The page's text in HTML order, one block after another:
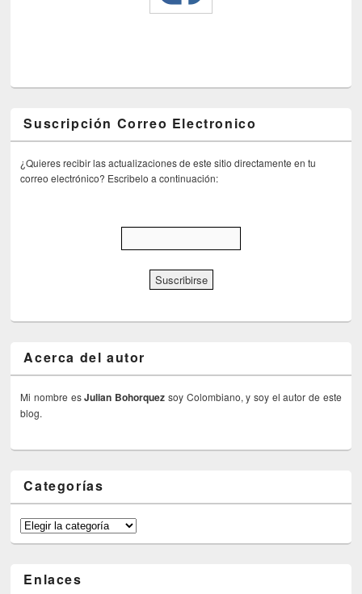
Suscripción Correo Electronico
¿Quieres recibir las actualizaciones de este sitio directamente en tu
correo electrónico? Escribelo a continuación:
Acerca del autor
Mi nombre esJulian Bohorquez soy Colombiano, y soy el autor de este
blog.
Categorías
Categorías
Enlaces